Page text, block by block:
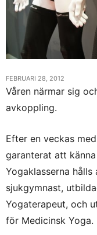
FEBRUARI 28, 2012
Våren närmar sig
avkoppling.
Efter en veckas
garanterat att
Yogaklasserna
sjukgymnast,
Yogaterapeut, och
för Medicinsk Yoga.